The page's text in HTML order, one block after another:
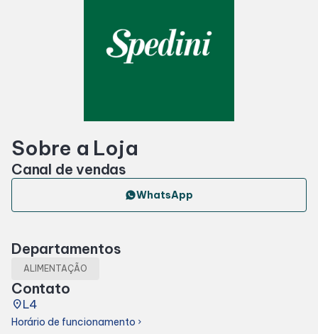
Eventos
Lojas e Restaurantes
Lojas
Alimentação
Sobre a Loja
Canal de vendas
WhatsApp
Departamentos
ALIMENTAÇÃO
Contato
placeL4
Horário de funcionamento chevron_right